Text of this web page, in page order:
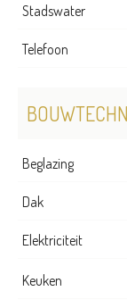
Stadswater
Telefoon
Beglazing
Dak
Elektriciteit
Keuken